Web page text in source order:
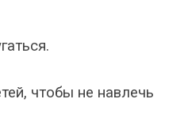
чтобы не навлечь